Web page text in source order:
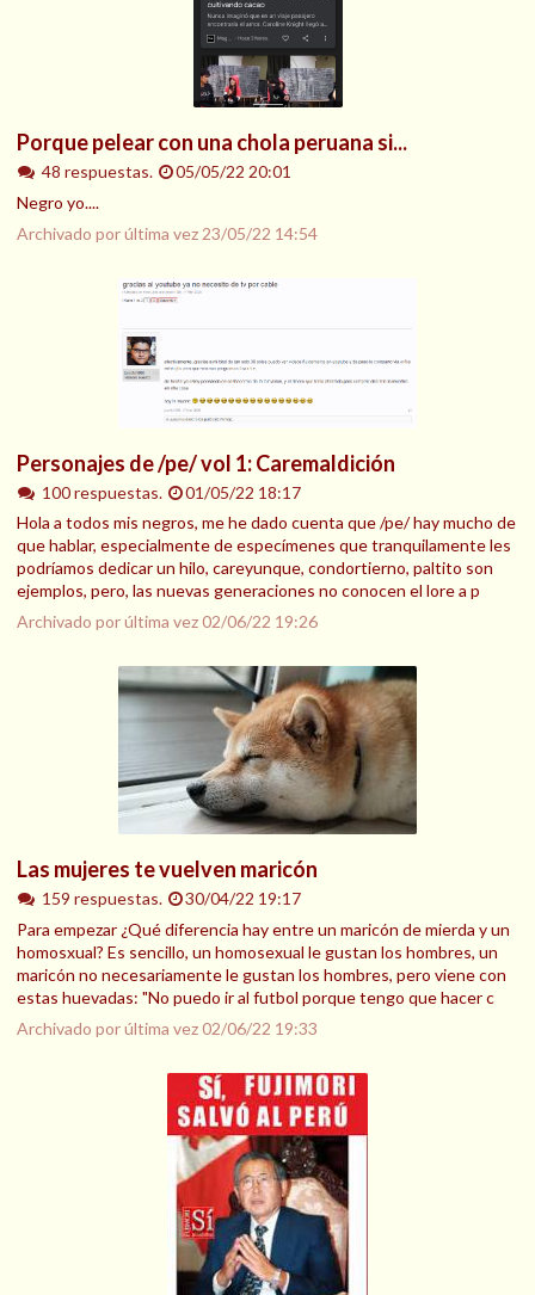
Porque pelear con una chola peruana si...
48 respuestas.
05/05/22 20:01
Negro yo....
Archivado por última vez 23/05/22 14:54
Personajes de /pe/ vol 1: Caremaldición
100 respuestas.
01/05/22 18:17
Hola a todos mis negros, me he dado cuenta que /pe/ hay mucho de
que hablar, especialmente de especímenes que tranquilamente les
podríamos dedicar un hilo, careyunque, condortierno, paltito son
ejemplos, pero, las nuevas generaciones no conocen el lore a p
Archivado por última vez02/06/22 19:26
Las mujeres te vuelven maricón
159 respuestas.
30/04/22 19:17
Para empezar ¿Qué diferencia hay entre un maricón de mierda y un
homosxual? Es sencillo, un homosexual le gustan los hombres, un
maricón no necesariamente le gustan los hombres, pero viene con
estas huevadas: "No puedo ir al futbol porque tengo que hacer c
Archivado por última vez02/06/22 19:33